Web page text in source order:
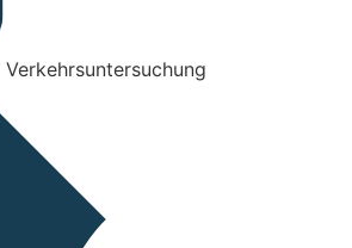
Verkehrsuntersuchung